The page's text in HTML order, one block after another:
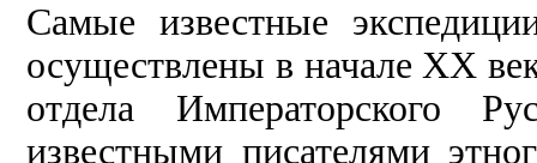
Самые известные
осуществлены в начале XX
отдела Императорского
известными писателями